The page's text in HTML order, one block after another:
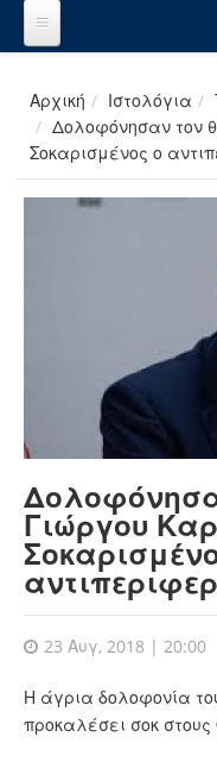
Αρχική Ιστολόγια
Δολοφόνησαν τον
Σοκαρισμένος ο
Γιώργου
23 Αυγ, 2018 | 20:00
Η άγρια δολοφονία
προκαλέσει σοκ